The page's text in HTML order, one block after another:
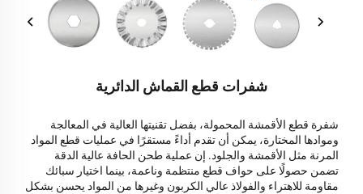
شفرات قطع القماش الدائرية
شفرة قطع الأقمشة المحمولة، بفضل تقنيتها العالية في المعالجة
وموادها المختارة، يمكن أن تقدم أداءً مستقرًا في عمليات قطع المواد
المرنة مثل الأقمشة والجلود. إن عملية طحن الحافة عالية الدقة
تضمن حصولًا على حواف قطع منتظمة وناعمة، بينما اختيار سبائك
مقاومة للاهتراء والفولاذ عالي الكربون وغيرها من المواد يحسن بشكل